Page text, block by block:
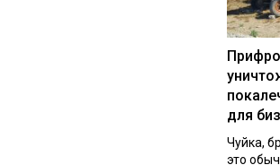
для
Чуйка,
это